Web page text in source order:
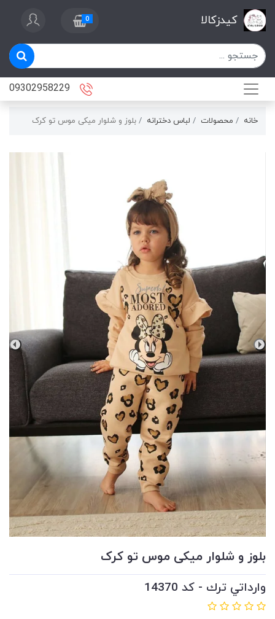
کیدزکالا 0
خانه محصولات لباس دخترانه بلوز و شلوار میکی موس تو کرک
بلوز و شلوار میکی موس تو کرک
وارداتي ترك - کد 14370